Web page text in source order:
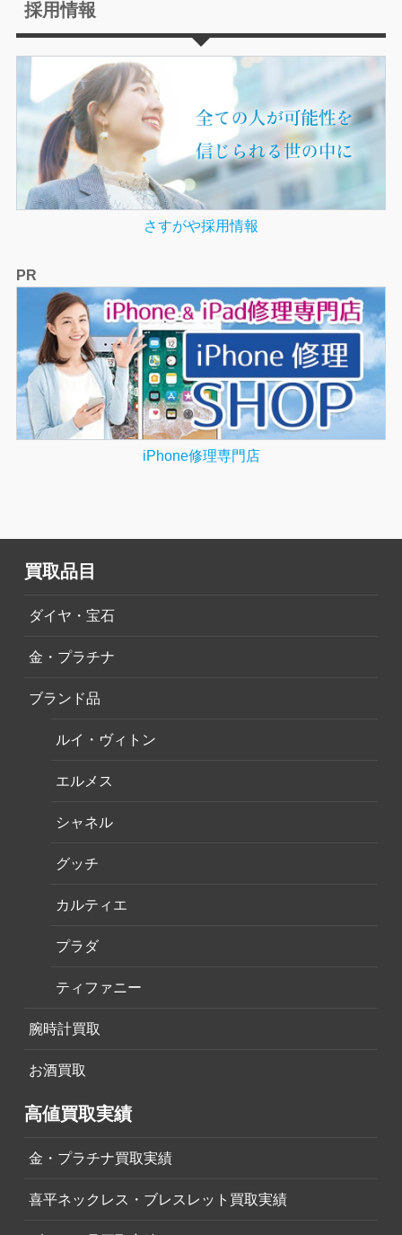
採用情報
さすがや採用情報
PR
iPhone修理専門店
買取品目
ダイヤ・宝石
金・プラチナ
ブランド品
ルイ・ヴィトン
エルメス
シャネル
グッチ
カルティエ
プラダ
ティファニー
腕時計買取
お酒買取
高値買取実績
金・プラチナ買取実績
喜平ネックレス・ブレスレット買取実績